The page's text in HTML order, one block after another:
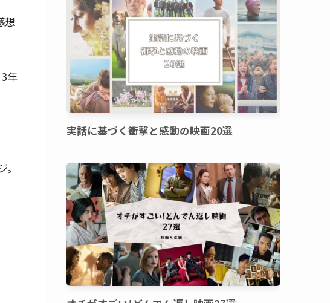
想
年
実話に基づく衝撃と感動の映画20選